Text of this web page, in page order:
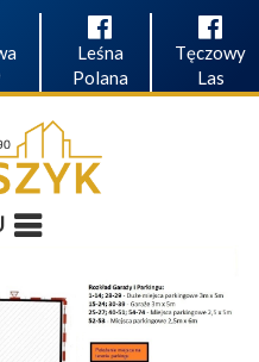
Leśna
Polana
Tęczowy
Las